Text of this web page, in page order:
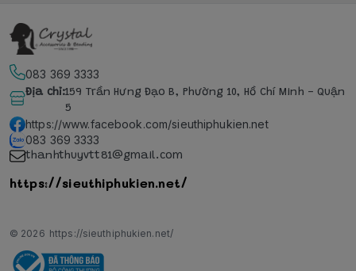
083 369 3333
Địa chỉ:159 Trần Hưng Đạo B, Phường 10, Hồ Chí Minh - Quận
5
https://www.facebook.com/sieuthiphukien.net
083 369 3333
thanhthuyvtt81@gmail.com
https://sieuthiphukien.net/
© 2026 https://sieuthiphukien.net/